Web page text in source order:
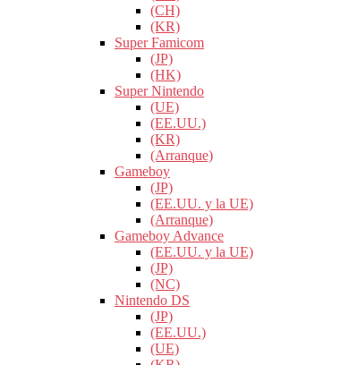
(CH)
(KR)
Super Famicom
(JP)
(HK)
Super Nintendo
(UE)
(EE.UU.)
(KR)
(Arranque)
Gameboy
(JP)
(EE.UU. y la UE)
(Arranque)
Gameboy Advance
(EE.UU. y la UE)
(JP)
(NC)
Nintendo DS
(JP)
(EE.UU.)
(UE)